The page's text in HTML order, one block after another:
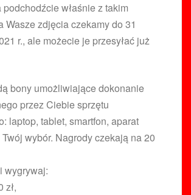
właśnie z takim
Wasze zdjęcia czekamy do 31
r., ale możecie je przesyłać już
bony umożliwiające dokonanie
przez Ciebie sprzętu
laptop, tablet, smartfon, aparat
wybór. Nagrody czekają na 20
wygrywaj:
zł,